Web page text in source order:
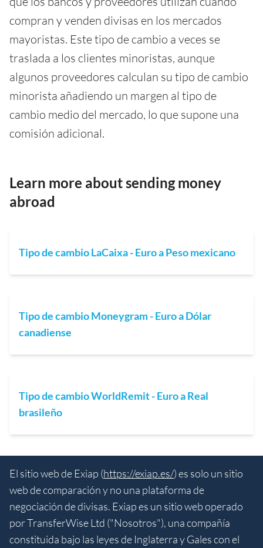
compran y venden divisas en los mercados
mayoristas. Este tipo de cambio a veces se
traslada a los clientes minoristas, aunque
algunos proveedores calculan su tipo de cambio
minorista añadiendo un margen al tipo de
cambio medio del mercado, lo que supone una
comisión adicional.
Learn more about sending money
abroad
Tipo de cambio LaCaixa - Euro a Peso mexicano
Tipo de cambio Moneygram - Euro a Dólar
canadiense
Tipo de cambio WorldRemit - Euro a Real
brasileño
El sitio web de Exiap (https://exiap.es/) es solo un sitio
web de comparación y no una plataforma de
negociación de divisas. Exiap es un sitio web operado
por TransferWise Ltd ("Nosotros"), una compañía
constituida bajo las leyes de Inglaterra y Gales con el